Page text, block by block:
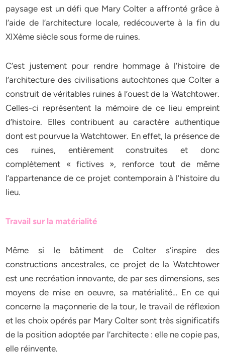
paysage est un défi que Mary Colter a affronté grâce à
l’aide de l’architecture locale, redécouverte à la fin du
XIXème siècle sous forme de ruines.
C’est justement pour rendre hommage à l’histoire de
l’architecture des civilisations autochtones que Colter a
construit de véritables ruines à l’ouest de la Watchtower.
Celles-ci représentent la mémoire de ce lieu empreint
d’histoire. Elles contribuent au caractère authentique
dont est pourvue la Watchtower. En effet, la présence de
ces ruines, entièrement construites et donc
complètement « fictives », renforce tout de même
l’appartenance de ce projet contemporain à l’histoire du
lieu.
Travail sur la matérialité
Même si le bâtiment de Colter s’inspire des
constructions ancestrales, ce projet de la Watchtower
est une recréation innovante, de par ses dimensions, ses
moyens de mise en oeuvre, sa matérialité… En ce qui
concerne la maçonnerie de la tour, le travail de réflexion
et les choix opérés par Mary Colter sont très significatifs
de la position adoptée par l’architecte : elle ne copie pas,
elle réinvente.